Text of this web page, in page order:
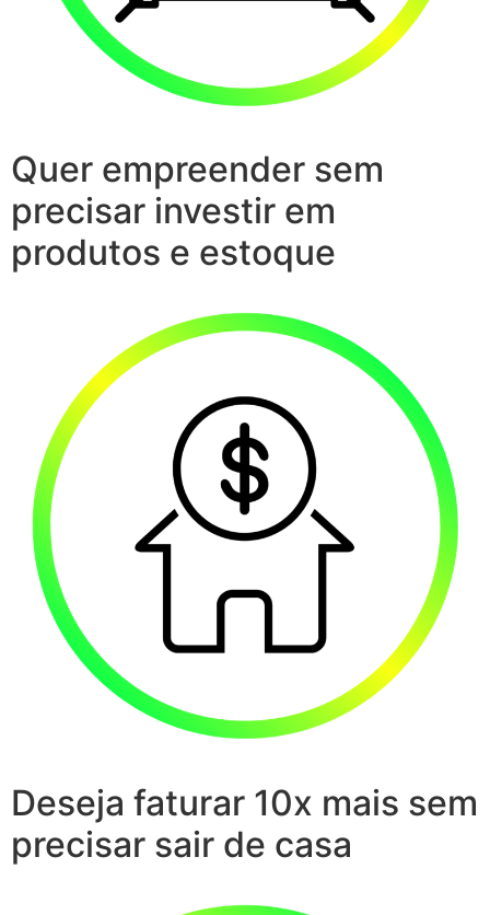
Quer empreender sem
precisar investir em
produtos e estoque
Deseja faturar 10x mais sem
precisar sair de casa